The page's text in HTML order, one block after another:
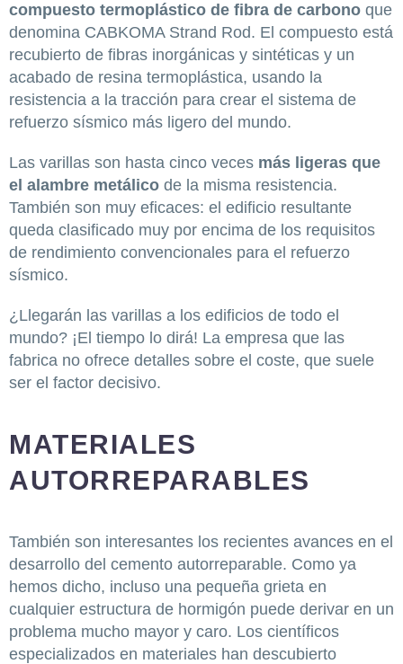
compuesto termoplástico de fibra de carbono que
denomina CABKOMA Strand Rod. El compuesto está
recubierto de fibras inorgánicas y sintéticas y un
acabado de resina termoplástica, usando la
resistencia a la tracción para crear el sistema de
refuerzo sísmico más ligero del mundo.
Las varillas son hasta cinco veces más ligeras que
el alambre metálico de la misma resistencia.
También son muy eficaces: el edificio resultante
queda clasificado muy por encima de los requisitos
de rendimiento convencionales para el refuerzo
sísmico.
¿Llegarán las varillas a los edificios de todo el
mundo? ¡El tiempo lo dirá! La empresa que las
fabrica no ofrece detalles sobre el coste, que suele
ser el factor decisivo.
MATERIALES
AUTORREPARABLES
También son interesantes los recientes avances en el
desarrollo del cemento autorreparable. Como ya
hemos dicho, incluso una pequeña grieta en
cualquier estructura de hormigón puede derivar en un
problema mucho mayor y caro. Los científicos
especializados en materiales han descubierto